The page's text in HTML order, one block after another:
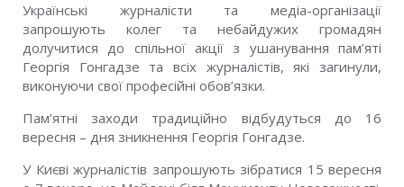
Українські журналісти та медіа-організації
запрошують колег та небайдужих громадян
долучитися до спільної акції з ушанування пам’яті
Георгія Гонгадзе та всіх журналістів, які загинули,
виконуючи свої професійні обов’язки.
Пам’ятні заходи традиційно відбудуться до 16
вересня – дня зникнення Георгія Гонгадзе.
У Києві журналістів запрошують зібратися 15 вересня